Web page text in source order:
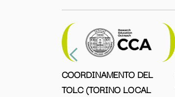
COORDINAMENTO DEL
TOLC (TORINO LOCAL